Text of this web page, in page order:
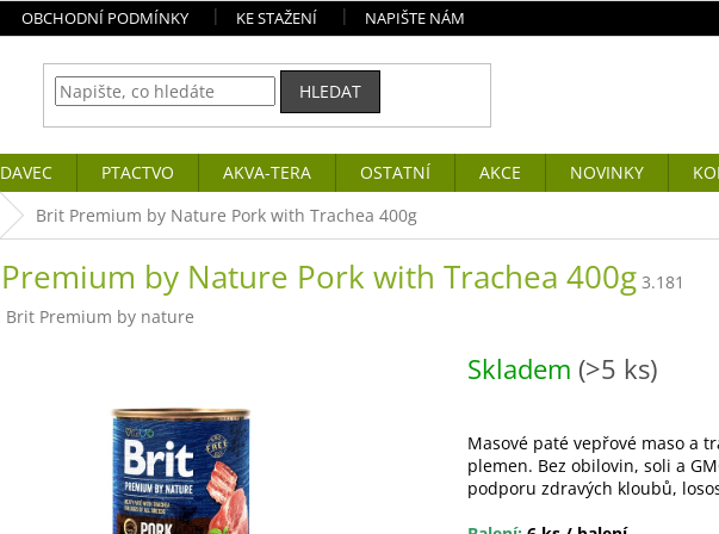
OBCHODNÍ PODMÍNKY KE STAŽENÍ NAPIŠTE NÁM
HLEDAT
PTACTVO AKVA-TERA OSTATNÍ AKCE NOVINKY
Brit Premium by Nature Pork with Trachea 400g
by Nature Pork with Trachea 400g 3.181
Brit Premium by nature
Skladem (>5 ks)
Masové paté vepřové maso a
plemen. Bez obilovin, soli a
podporu zdravých kloubů,